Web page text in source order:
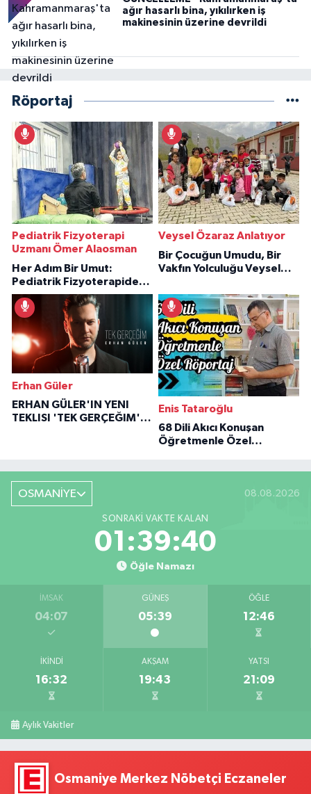
ağır hasarlı bina, yıkılırken iş
makinesinin üzerine devrildi
Röportaj
Pediatrik Fizyoterapi
Uzmanı Ömer Alaosman
Her Adım Bir Umut:
Pediatrik Fizyoterapiden
İlham Veren Hikâyeler
Veysel Özaraz Anlatıyor
Bir Çocuğun Umudu, Bir
Vakfın Yolculuğu Veysel
Erhan Güler
ERHAN GÜLER'IN YENI
TEKLISI 'TEK GERÇEĞIM'LE
Enis Tataroğlu
68 Dili Akıcı Konuşan
Öğretmenle Özel
OSMANİYE 08.08.2026
SONRAKI VAKTE KALAN
01:39:38
Öğle Namazı
İMSAK
04:07
GÜNEŞ
05:39
ÖĞLE
12:46
İKINDI
16:32
AKŞAM
19:43
YATSI
21:09
Aylık Vakitler
Osmaniye Merkez Nöbetçi Eczaneler